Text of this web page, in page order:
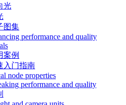
光
图集
performance and quality
案例
入门指南
node properties
performance and quality